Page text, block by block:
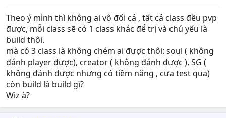
Theo ý mình thì không ai vô đối cả , tất cả class đều pvp
được, mỗi class sẽ có 1 class khác để trị và chủ yếu là
build thôi.
mà có 3 class là không chém ai được thôi: soul ( không
đánh player được), creator ( không đánh được ), SG (
không đánh được nhưng có tiềm năng , cưa test qua)
còn build là build gì?
Wiz à?